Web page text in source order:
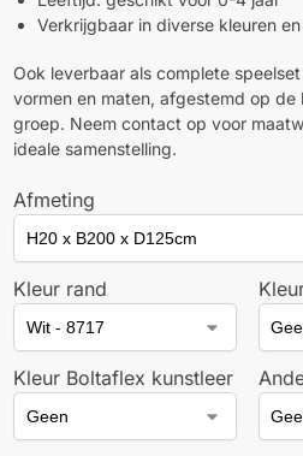
Verkrijgbaar in diverse kleuren
Ook leverbaar als complete
vormen en maten, afgestemd op de
groep. Neem contact op voor
ideale samenstelling.
Afmeting
Kleur rand
Kleur Boltaflex kunstleer